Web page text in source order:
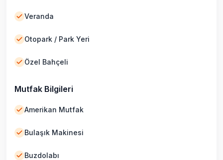
Veranda
Otopark / Park Yeri
Özel Bahçeli
Mutfak Bilgileri
Amerikan Mutfak
Bulaşık Makinesi
Buzdolabı